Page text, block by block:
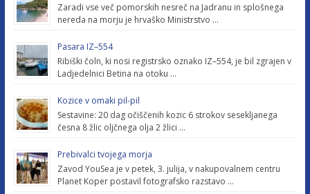
Zaradi vse več pomorskih nesreč na Jadranu in splošnega
nereda na morju je hrvaško Ministrstvo …
Pasara IZ–554
Ribiški čoln, ki nosi registrsko oznako IZ–554, je bil zgrajen v
Ladjedelnici Betina na otoku …
Kozice v omaki pil-pil
Sestavine: 20 dag očiščenih kozic 6 strokov sesekljanega
česna 8 žlic oljčnega olja 2 žlici …
Prebivalci tvojega morja
Zavod YouSea je v petek, 3. julija, v nakupovalnem centru
Planet Koper postavil fotografsko razstavo …